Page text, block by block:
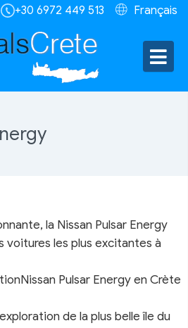
Français
+30 6972 449 513
la Nissan Pulsar Energy
voitures les plus excitantes à
Pulsar Energy en Crète
de la plus belle île du